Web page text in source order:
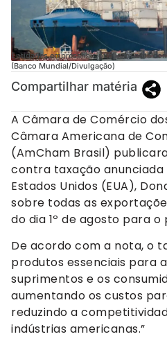
Entidades empresariais publicam nota
(Banco Mundial/Divulgação)
Compartilhar matéria
A Câmara de Comércio
Câmara Americana de
(AmCham Brasil)
contra taxação
Estados Unidos (EUA),
sobre todas as
do dia 1º de agosto para o
De acordo com a nota, o
produtos essenciais para
suprimentos e os
aumentando os custos
reduzindo a
indústrias americanas.”